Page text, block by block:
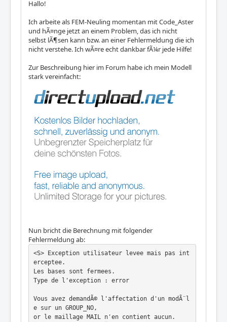
Hallo!
Ich arbeite als FEM-Neuling momentan mit Code_Aster
und hÃ¤nge jetzt an einem Problem, das ich nicht
selbst lÃ¶sen kann bzw. an einer Fehlermeldung die ich
nicht verstehe. Ich wÃ¤re echt dankbar fÃ¼r jede Hilfe!
Zur Beschreibung hier im Forum habe ich mein Modell
stark vereinfacht:
Nun bricht die Berechnung mit folgender
Fehlermeldung ab:
<S> Exception utilisateur levee mais pas int
erceptee.
Les bases sont fermees.
Type de l'exception : error
Vous avez demandÃ© l'affectation d'un modÃ¨l
e sur un GROUP_NO,
or le maillage MAIL n'en contient aucun.